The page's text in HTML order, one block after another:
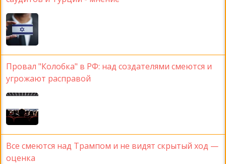
Провал "Колобка" в РФ: над создателями смеются и
угрожают расправой
Все смеются над Трампом и не видят скрытый ход —
оценка